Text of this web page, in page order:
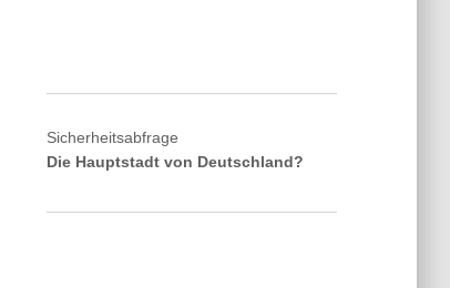
Sicherheitsabfrage
Die Hauptstadt von Deutschland?